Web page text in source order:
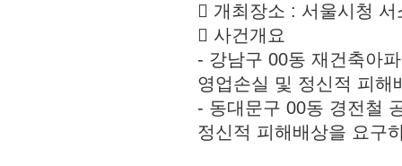
󰏚 개최장소 : 서울시청
󰏚 사건개요
- 강남구 00동 재건축아
영업손실 및 정신적 피해
- 동대문구 00동 경전철
정신적 피해배상을 요구